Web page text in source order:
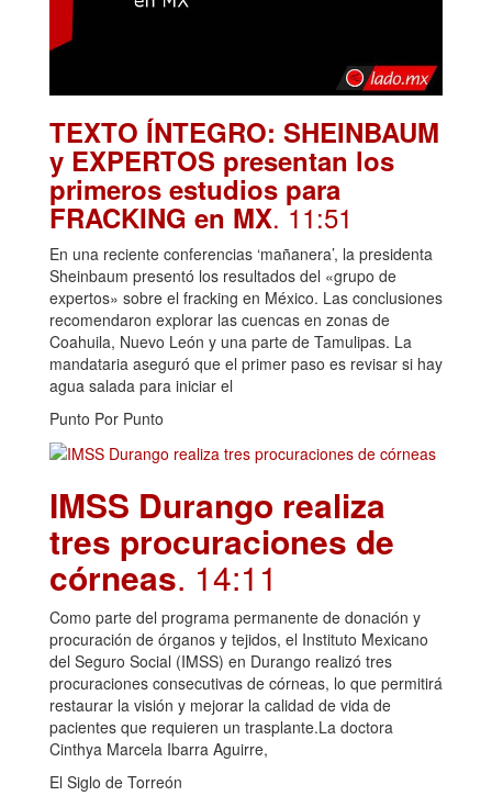
TEXTO ÍNTEGRO: SHEINBAUM
y EXPERTOS presentan los
primeros estudios para
FRACKING en MX. 11:51
En una reciente conferencias ‘mañanera’, la presidenta
Sheinbaum presentó los resultados del «grupo de
expertos» sobre el fracking en México. Las conclusiones
recomendaron explorar las cuencas en zonas de
Coahuila, Nuevo León y una parte de Tamulipas. La
mandataria aseguró que el primer paso es revisar si hay
agua salada para iniciar el
Punto Por Punto
IMSS Durango realiza
tres procuraciones de
córneas. 14:11
Como parte del programa permanente de donación y
procuración de órganos y tejidos, el Instituto Mexicano
del Seguro Social (IMSS) en Durango realizó tres
procuraciones consecutivas de córneas, lo que permitirá
restaurar la visión y mejorar la calidad de vida de
pacientes que requieren un trasplante.La doctora
Cinthya Marcela Ibarra Aguirre,
El Siglo de Torreón